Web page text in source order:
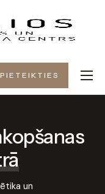
PIETEIKTIES
un